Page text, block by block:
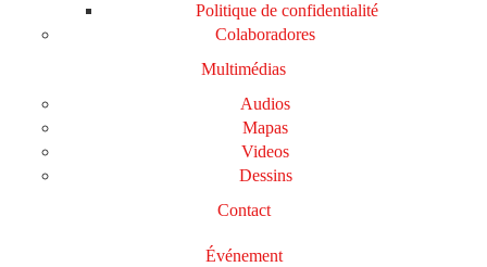
Politique de confidentialité
Colaboradores
Multimédias
Audios
Mapas
Videos
Dessins
Contact
Événement